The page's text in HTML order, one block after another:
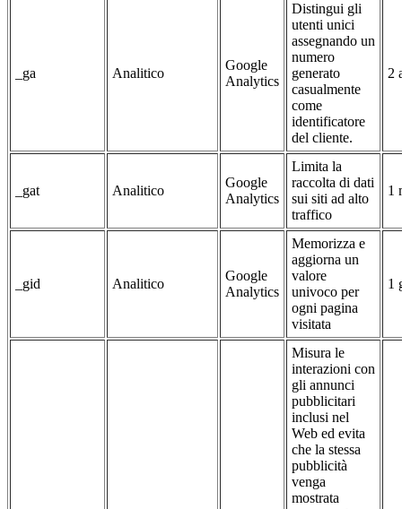
_ga Analitico
Google
Analytics
Distingui gli
utenti unici
assegnando un
numero
generato
casualmente
come
identificatore
del cliente.
2
_gat Analitico
Google
Analytics
Limita la
raccolta di dati
sui siti ad alto
traffico
1
_gid Analitico
Google
Analytics
Memorizza e
aggiorna un
valore
univoco per
ogni pagina
visitata
1
Misura le
interazioni con
gli annunci
pubblicitari
inclusi nel
Web ed evita
che la stessa
pubblicità
venga
mostrata